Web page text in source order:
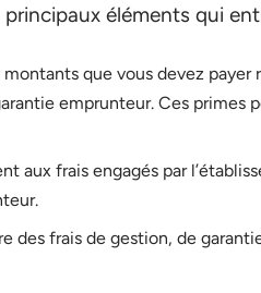
principaux éléments qui
montants que vous devez
emprunteur. Ces primes
aux frais engagés par
des frais de gestion, de